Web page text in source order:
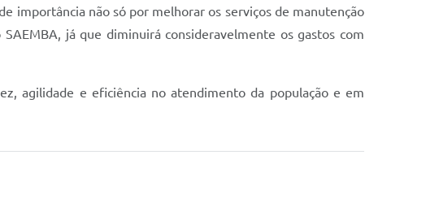
importância não só por melhorar os serviços de manutenção
já que diminuirá consideravelmente os gastos com
agilidade e eficiência no atendimento da população e em